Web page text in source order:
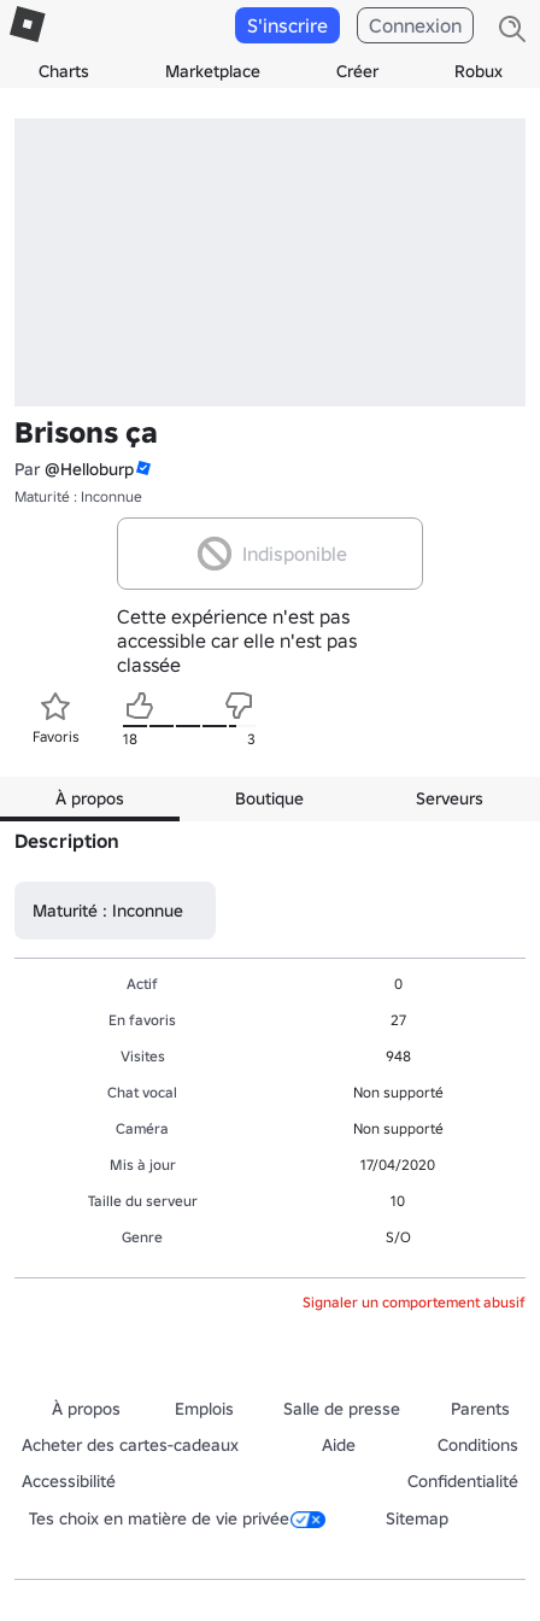
Charts Marketplace Créer Robux
S'inscrire Connexion
Brisons ça
Par @Helloburp
Maturité : Inconnue
Indisponible
Cette expérience n'est pas
accessible car elle n'est pas
classée
Favoris 18 3
À propos Boutique Serveurs
Description
Maturité : Inconnue
Actif
0
En favoris
27
Visites
948
Chat vocal
Non supporté
Caméra
Non supporté
Mis à jour
17/04/2020
Taille du serveur
10
Genre
S/O
Signaler un comportement abusif
À propos Emplois Salle de presse
Parents
Acheter des cartes-cadeaux
Aide
Conditions
Accessibilité
Confidentialité
Tes choix en matière de vie privée
Sitemap